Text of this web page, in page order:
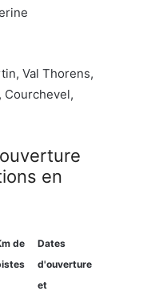
Val Thorens,
Courchevel,
en
de
Dates
d'ouverture
et